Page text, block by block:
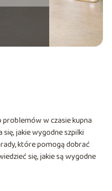
w czasie kupna
jakie wygodne szpilki
które pomogą dobrać
się, jakie są wygodne